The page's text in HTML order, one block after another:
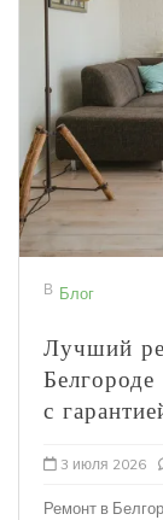
В Блог
Лучший
с
3 июля 2026
Ремонт в